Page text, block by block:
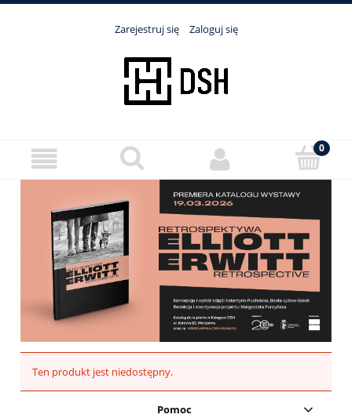
Zarejestruj się Zaloguj się
Ten produkt jest niedostępny.
Pomoc